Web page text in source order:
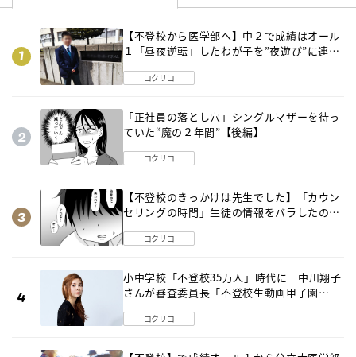
【不登校から医学部へ】中２で成績はオール
１「昼夜逆転」したわが子を”夜遊び”に連れ
コクリコ
「正社員の落とし穴」シングルマザーを待っ
ていた“魔の２年間”【後編】
コクリコ
【不登校のきっかけは先生でした】「カウン
セリングの時間」生徒の情報をバラしたの
コクリコ
小中学校「不登校35万人」時代に 中川翔子
さんが審査委員長「不登校生動画甲子園
コクリコ